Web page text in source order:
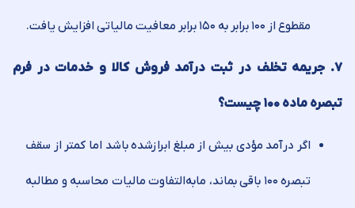
مقطوع از ۱۰۰ برابر به ۱۵۰ برابر معافیت مالیاتی افزایش یافت.
۷. جریمه تخلف در ثبت درآمد فروش کالا و خدمات در فرم
تبصره ماده ۱۰۰ چیست؟
اگر درآمد مؤدی بیش از مبلغ ابرازشده باشد اما کمتر از سقف
تبصره ۱۰۰ باقی بماند، مابه‌التفاوت مالیات محاسبه و مطالبه